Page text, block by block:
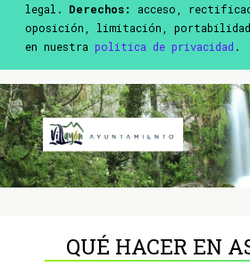
legal. Derechos:
acceso,
oposición, limitación,
en nuestra política de privacidad .
QUÉ HACER EN